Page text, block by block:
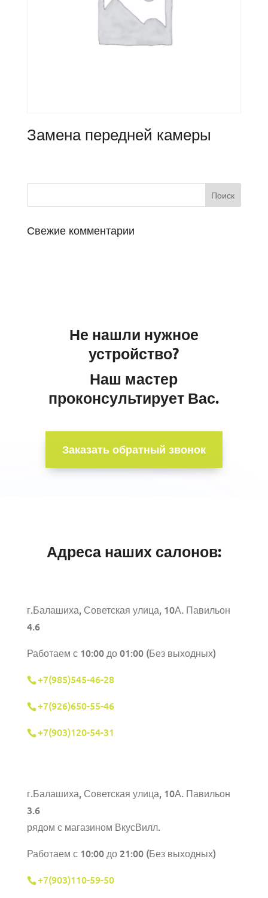
Замена передней камеры
Свежие комментарии
Не нашли нужное
устройство?
Наш мастер
проконсультирует Вас.
Заказать обратный звонок
Адреса наших салонов:
г.Балашиха, Советская улица, 10А. Павильон
4.6
Работаем с 10:00 до 01:00 (Без выходных)
+7(985)545-46-28
+7(926)650-55-46
+7(903)120-54-31
г.Балашиха, Советская улица, 10А. Павильон
3.6
рядом с магазином ВкусВилл.
Работаем с 10:00 до 21:00 (Без выходных)
+7(903)110-59-50